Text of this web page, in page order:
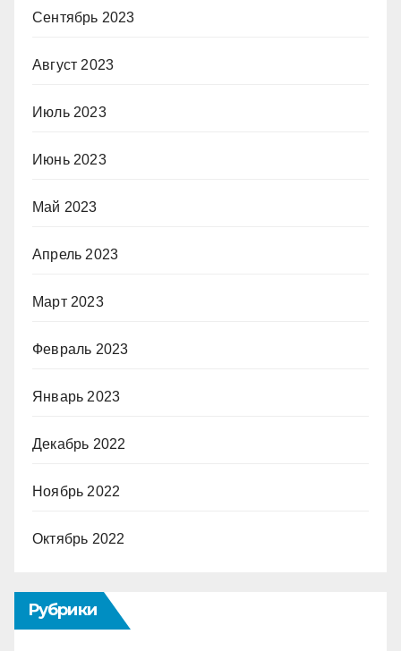
Сентябрь 2023
Август 2023
Июль 2023
Июнь 2023
Май 2023
Апрель 2023
Март 2023
Февраль 2023
Январь 2023
Декабрь 2022
Ноябрь 2022
Октябрь 2022
Рубрики